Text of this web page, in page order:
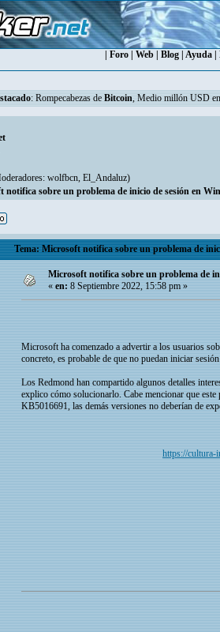
Foro Web Blog Ayuda
: Rompecabezas de Bitcoin, Medio millón USD
wolfbcn, El_Andaluz)
notifica sobre un problema de inicio de sesión en
Tema: Microsoft notifica sobre un problema de
Microsoft notifica sobre un problema de
«en:8 Septiembre 2022, 15:58 pm »
Microsoft ha comenzado a advertir a los usuarios
concreto, es probable de que no puedan iniciar
Los Redmond han compartido algunos detalles
explico cómo solucionarlo. Cabe mencionar que
KB5016691, las demás versiones no deberían de
https://cultura-